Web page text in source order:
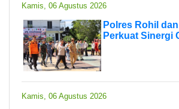
Kamis, 06 Agustus 2026
Polres Rohil
Perkuat Sinergi
Kamis, 06 Agustus 2026